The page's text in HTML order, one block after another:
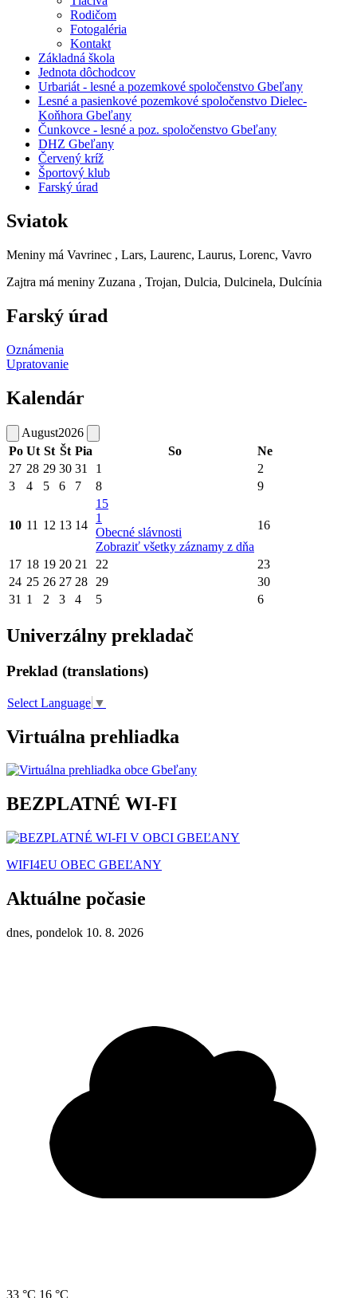
Rodičom
Fotogaléria
Kontakt
Základná škola
Jednota dôchodcov
Urbariát - lesné a pozemkové spoločenstvo Gbeľany
Lesné a pasienkové pozemkové spoločenstvo Dielec-
Koňhora Gbeľany
Čunkovce - lesné a poz. spoločenstvo Gbeľany
DHZ Gbeľany
Červený kríž
Športový klub
Farský úrad
Sviatok
Meniny má Vavrinec , Lars, Laurenc, Laurus, Lorenc, Vavro
Zajtra má meniny Zuzana , Trojan, Dulcia, Dulcinela, Dulcínia
Farský úrad
Oznámenia
Upratovanie
Kalendár
August2026
Po Ut St Št Pia So
Ne
27 28 29 30 31 1
2
3
4 5 6 7 8 9
10 11 12 13 14
15
1
Obecné slávnosti
Zobraziť všetky záznamy z dňa
16
17 18 19 20 21 22
23
24 25 26 27 28 29
30
31 1 2 3 4 5 6
Univerzálny prekladač
Preklad (translations)
Select Language ▼
Virtuálna prehliadka
BEZPLATNÉ WI-FI
WIFI4EU OBEC GBEĽANY
Aktuálne počasie
dnes, pondelok 10. 8. 2026
33 °C 16 °C